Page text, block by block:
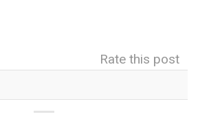
Rate this post